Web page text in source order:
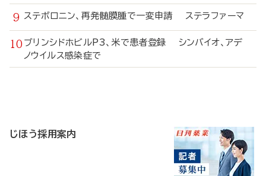
ステボロニン、再発髄膜腫で一変申請 ステラファーマ
ブリンシドホビルP3、米で患者登録 シンバイオ、アデ
ノウイルス感染症で
じほう採用案内